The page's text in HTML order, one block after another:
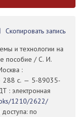
Скопировать запись
и технологии на
пособие / С. И.
:
288 с. — 5-89035-
: электронная
1210/2622/
по